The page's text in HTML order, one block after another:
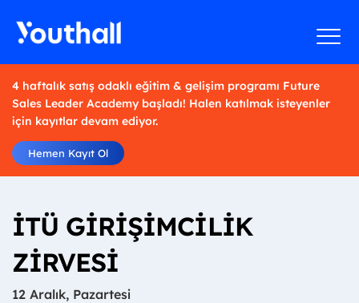
4 haftalık satış odaklı eğitim & gelişim programı Future
Sales Leader Academy başladı! Halen katılmak isteyenler
için kayıtlar devam ediyor.
Hemen Kayıt Ol
İTÜ GİRİŞİMCİLİK
ZİRVESİ
12 Aralık, Pazartesi